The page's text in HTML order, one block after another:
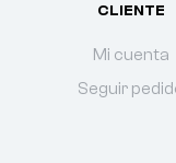
CLIENTE
Mi cuenta
Seguir